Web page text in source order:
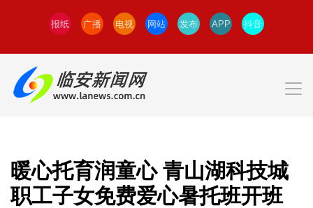
报纸 广播 电视 网站 发布 APP 抖音
暖心托育润童心 青山湖科技城
职工子女免费爱心暑托班开班